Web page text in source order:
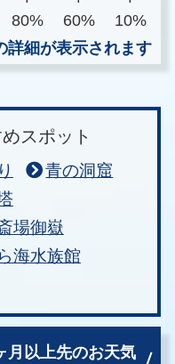
80% 60%
10%
詳細が表示されます
スポット
青の洞窟
場御嶽
海水族館
月以上先のお天気